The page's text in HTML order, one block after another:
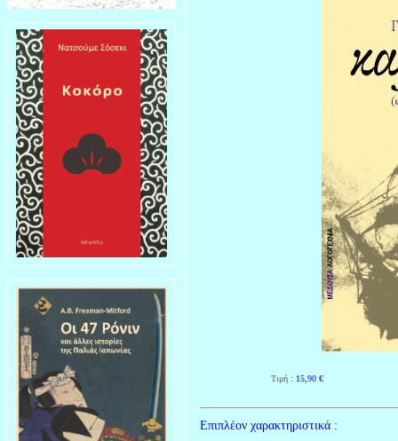
Τιμή : 15,90 €
Επιπλέον χαρακτηριστικά :